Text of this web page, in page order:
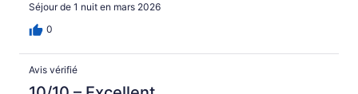
Séjour de 1 nuit en mars 2026
0
Avis vérifié